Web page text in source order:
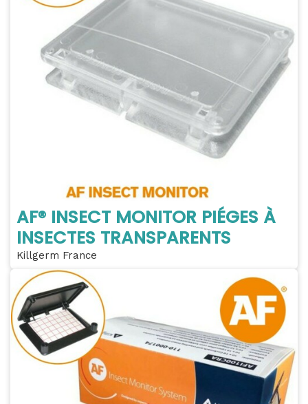
AF® INSECT MONITOR PIÉGES À
INSECTES TRANSPARENTS
Killgerm France